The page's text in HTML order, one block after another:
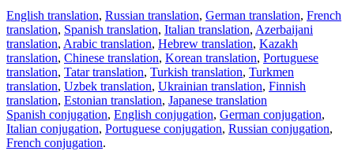
English translation, Russian translation, German translation, French
translation, Spanish translation, Italian translation, Azerbaijani
translation, Arabic translation, Hebrew translation, Kazakh
translation, Chinese translation, Korean translation, Portuguese
translation, Tatar translation, Turkish translation, Turkmen
translation, Uzbek translation, Ukrainian translation, Finnish
translation, Estonian translation, Japanese translation
Spanish conjugation, English conjugation, German conjugation,
Italian conjugation, Portuguese conjugation, Russian conjugation,
French conjugation.